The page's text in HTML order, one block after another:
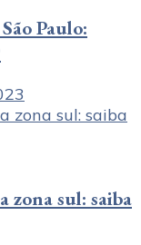
Paulo:
zona sul: saiba